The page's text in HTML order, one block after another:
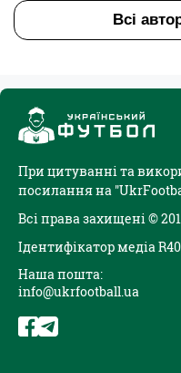
Всі
При цитуванні та
посилання на
Всі права захищені ©
Ідентифікатор медіа
Наша пошта:
info@ukrfootball.ua